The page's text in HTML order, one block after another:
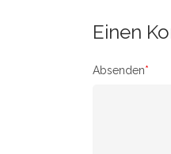
Einen
Absenden*